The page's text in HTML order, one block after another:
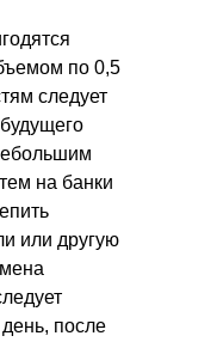
по 0,5
следует
на банки
или другую
после